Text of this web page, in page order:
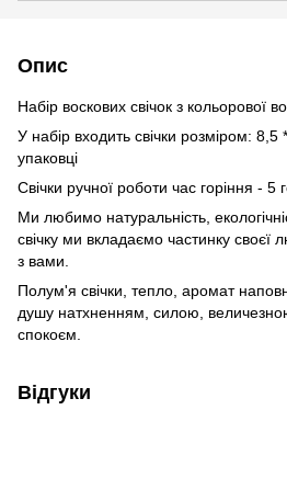
Опис
Набір воскових свічок з кольорової
У набір входить свічки розміром:
упаковці
Свічки ручної роботи час горіння - 5
Ми любимо натуральність,
свічку ми вкладаємо частинку своєї
з вами.
Полум'я свічки, тепло, аромат
душу натхненням, силою,
спокоєм.
Відгуки